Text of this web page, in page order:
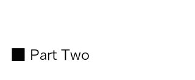
■ Part Two